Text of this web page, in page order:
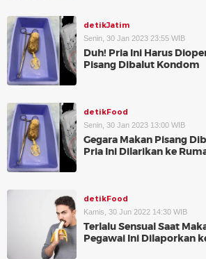
detikJatim
Senin, 30 Jan 2023 23:55 WIB
Duh! Pria Ini Harus
Pisang Dibalut Kondom
detikFood
Senin, 30 Jan 2023 13:00 WIB
Gegara Makan Pisang
Pria Ini Dilarikan ke
detikFood
Kamis, 30 Jun 2022 14:30 WIB
Terlalu Sensual Saat
Pegawai Ini Dilaporkan